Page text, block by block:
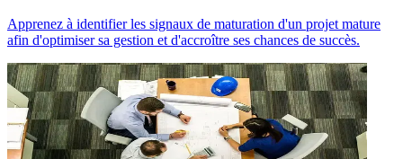
Apprenez à identifier les signaux de maturation d'un projet mature
afin d'optimiser sa gestion et d'accroître ses chances de succès.